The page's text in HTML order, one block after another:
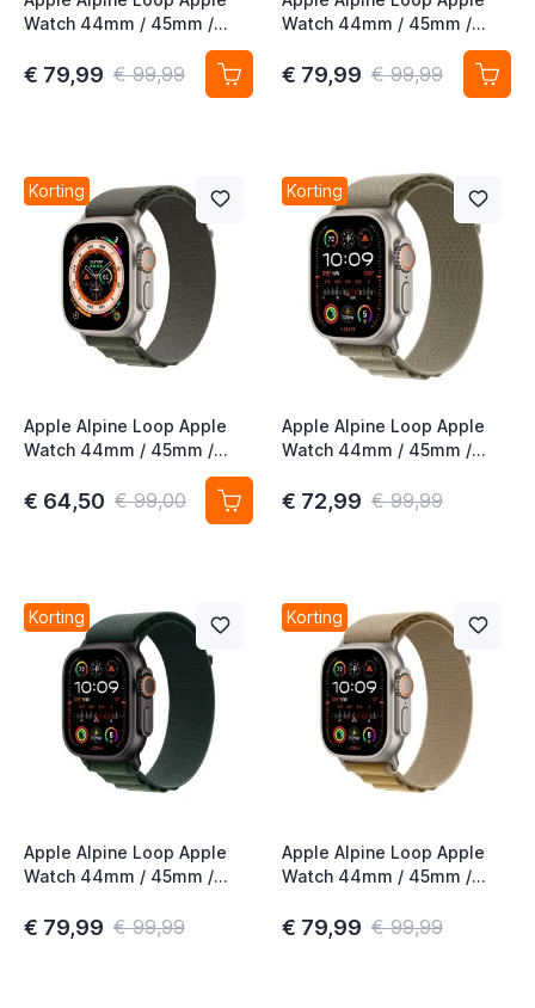
Watch 44mm / 45mm /
46mm / 49mm Navy Small
€ 79,99 € 99,99
Watch 44mm / 45mm /
46mm / 49mm Tan/Zwart
Small
€ 79,99 € 99,99
Korting
Apple Alpine Loop Apple
Watch 44mm / 45mm /
46mm / 49mm Small Green
€ 64,50 € 99,00
Korting
Apple Alpine Loop Apple
Watch 44mm / 45mm /
€ 72,99 € 99,99
Korting
Apple Alpine Loop Apple
Watch 44mm / 45mm /
Donkergroen Medium
€ 79,99 € 99,99
Korting
Apple Alpine Loop Apple
Watch 44mm / 45mm /
Titanium Medium
€ 79,99 € 99,99